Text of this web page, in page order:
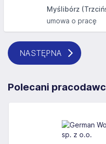
Myślibórz
umowa o pracę
NASTĘPNA
Polecani